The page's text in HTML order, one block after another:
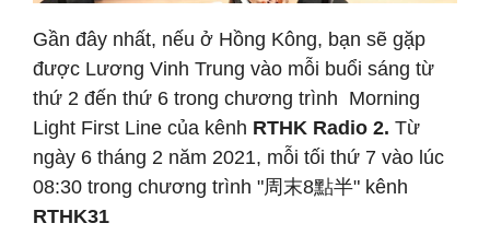
Gần đây nhất, nếu ở Hồng Kông, bạn sẽ gặp
được Lương Vinh Trung vào mỗi buổi sáng từ
thứ 2 đến thứ 6 trong chương trình Morning
Light First Line của kênh RTHK Radio 2. Từ
ngày 6 tháng 2 năm 2021, mỗi tối thứ 7 vào lúc
08:30 trong chương trình "周末8點半" kênh
RTHK31